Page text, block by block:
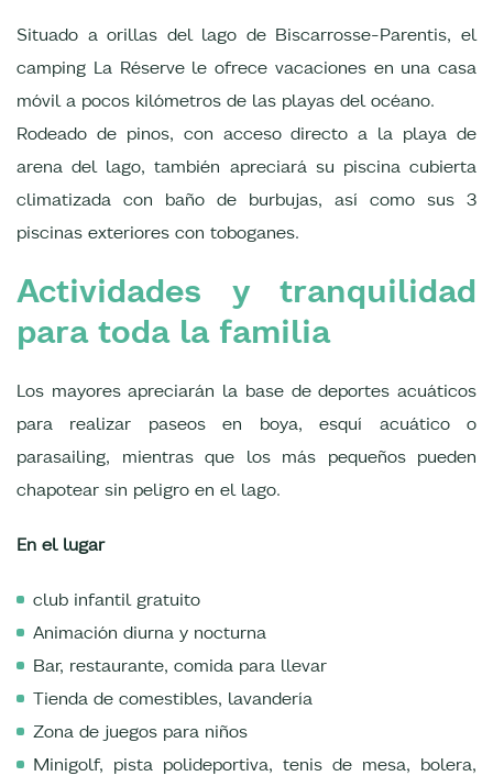
Situado a orillas del lago de Biscarrosse-Parentis, el
camping La Réserve le ofrece vacaciones en una casa
móvil a pocos kilómetros de las playas del océano.
Rodeado de pinos, con acceso directo a la playa de
arena del lago, también apreciará su piscina cubierta
climatizada con baño de burbujas, así como sus 3
piscinas exteriores con toboganes.
Actividades y tranquilidad
para toda la familia
Los mayores apreciarán la base de deportes acuáticos
para realizar paseos en boya, esquí acuático o
parasailing, mientras que los más pequeños pueden
chapotear sin peligro en el lago.
En el lugar
club infantil gratuito
Animación diurna y nocturna
Bar, restaurante, comida para llevar
Tienda de comestibles, lavandería
Zona de juegos para niños
Minigolf, pista polideportiva, tenis de mesa, bolera,